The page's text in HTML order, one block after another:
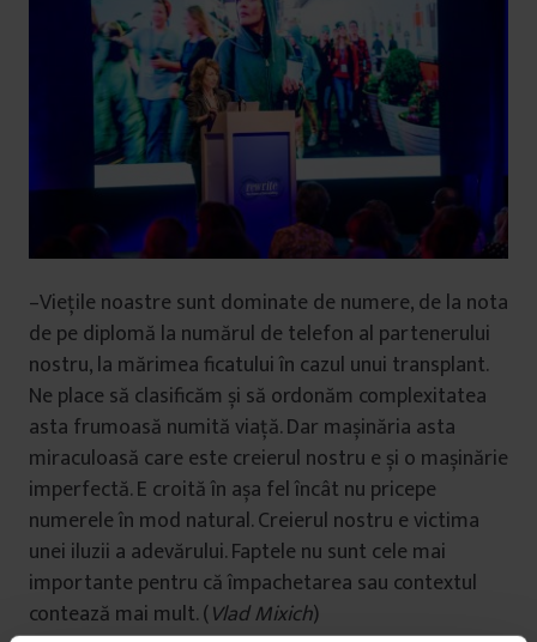
–Viețile noastre sunt dominate de numere, de la nota
de pe diplomă la numărul de telefon al partenerului
nostru, la mărimea ficatului în cazul unui transplant.
Ne place să clasificăm și să ordonăm complexitatea
asta frumoasă numită viață. Dar mașinăria asta
miraculoasă care este creierul nostru e și o mașinărie
imperfectă. E croită în așa fel încât nu pricepe
numerele în mod natural. Creierul nostru e victima
unei iluzii a adevărului. Faptele nu sunt cele mai
importante pentru că împachetarea sau contextul
contează mai mult. (Vlad Mixich)